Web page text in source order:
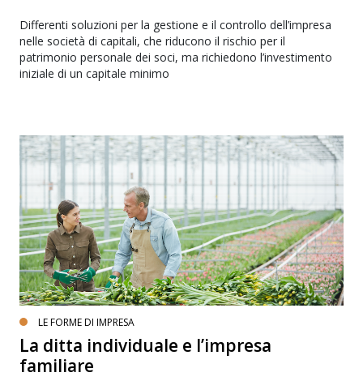
Differenti soluzioni per la gestione e il controllo dell’impresa
nelle società di capitali, che riducono il rischio per il
patrimonio personale dei soci, ma richiedono l’investimento
iniziale di un capitale minimo
LE FORME DI IMPRESA
La ditta individuale e l’impresa
familiare